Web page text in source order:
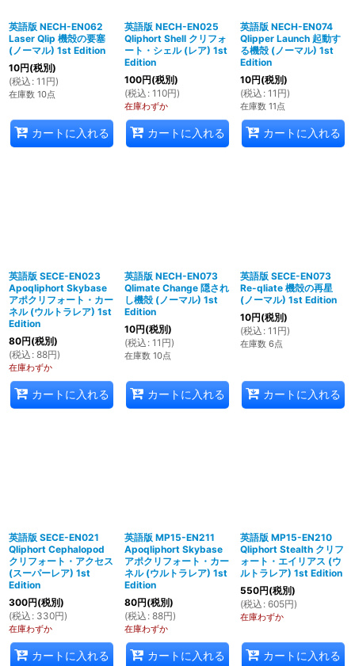
英語版 NECH-EN062
Laser Qlip 機殻の要塞
(ノーマル) 1st Edition
10円(税別)
(税込 : 11 円)
在庫数 10点
カートに入れる
英語版 NECH-EN025
Qliphort Shell クリフォ
ート・シェル (レア) 1st
Edition
100円(税別)
(税込 : 110円)
在庫わずか
カートに入れる
英語版 NECH-EN074
Qlipper Launch 起動す
る機殻 (ノーマル) 1st
Edition
10円(税別)
(税込 : 11 円)
在庫数 11点
カートに入れる
英語版 SECE-EN023
Apoqliphort Skybase
アポクリフォート・カー
ネル (ウルトラレア) 1st
Edition
80円(税別)
(税込 : 88円)
在庫わずか
カートに入れる
英語版 NECH-EN073
Qlimate Change 隠され
し機殻 (ノーマル) 1st
Edition
10円(税別)
(税込 : 11 円)
在庫数 10点
カートに入れる
英語版 SECE-EN073
Re-qliate 機殻の再星
(ノーマル) 1st Edition
10円(税別)
(税込 : 11 円)
在庫数 6点
カートに入れる
英語版 SECE-EN021
Qliphort Cephalopod
クリフォート・アクセス
(スーパーレア) 1st
Edition
300円(税別)
(税込 : 330円)
在庫わずか
カートに入れる
英語版 MP15-EN211
Apoqliphort Skybase
アポクリフォート・カー
ネル (ウルトラレア) 1st
Edition
80円(税別)
(税込 : 88円)
在庫わずか
カートに入れる
英語版 MP15-EN210
Qliphort Stealth クリフ
ォート・エイリアス (ウ
ルトラレア) 1st Edition
550円(税別)
(税込 : 605円)
在庫わずか
カートに入れる